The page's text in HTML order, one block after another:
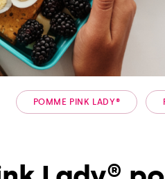
POMME PINK LADY®